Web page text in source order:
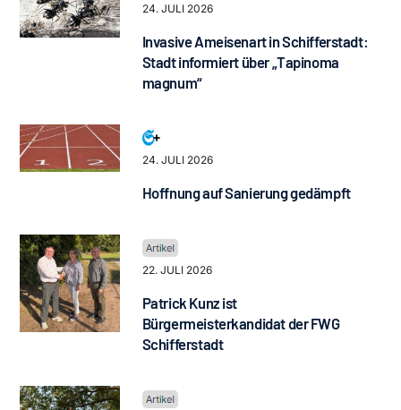
24. JULI 2026
Invasive Ameisenart in Schifferstadt:
Stadt informiert über „Tapinoma
magnum“
24. JULI 2026
Hoffnung auf Sanierung gedämpft
22. JULI 2026
Patrick Kunz ist
Bürgermeisterkandidat der FWG
Schifferstadt